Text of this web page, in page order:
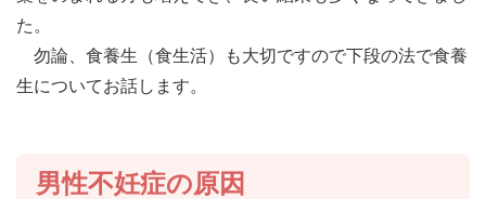
た。
勿論、食養生（食生活）も大切ですので下段の法で食養
生についてお話します。
男性不妊症の原因